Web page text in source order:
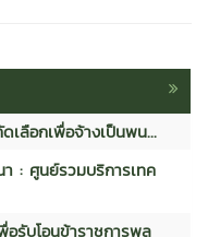
เลือกเพื่อจ้างเป็นพน...
: ศูนย์รวมบริการเทค
อรับโอนข้าราชการพล